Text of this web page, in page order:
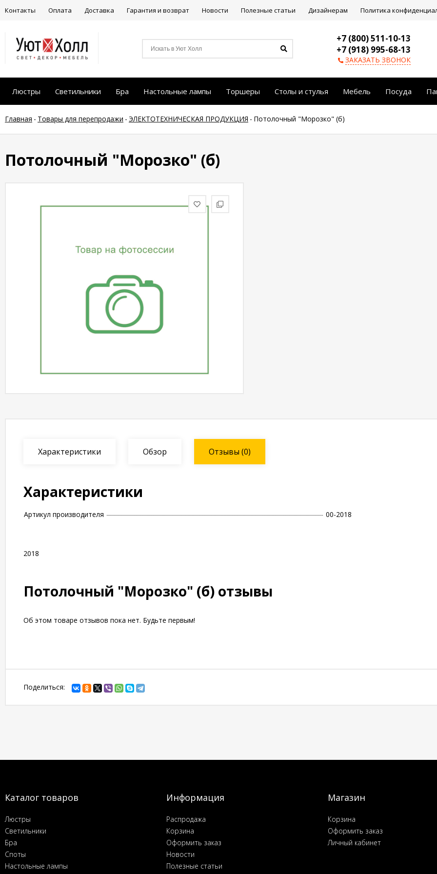
Контакты Оплата Доставка Гарантия и возврат Новости Полезные статьи Дизайнерам Политика
+7 (800) 511-10-13
+7 (918) 995-68-13
ЗАКАЗАТЬ ЗВОНОК
Люстры Светильники Бра Настольные лампы Торшеры Столы и стулья Мебель Посуда
Главная - Товары для перепродажи - ЭЛЕКТОТЕХНИЧЕСКАЯ ПРОДУКЦИЯ - Потолочный "Морозко" (б)
Потолочный "Морозко" (б)
Характеристики Обзор Отзывы (0)
Характеристики
Артикул производителя 00-2018
2018
Потолочный "Морозко" (б) отзывы
Об этом товаре отзывов пока нет. Будьте первым!
Поделиться:
Каталог товаров
Люстры
Светильники
Бра
Споты
Настольные лампы
Информация
Распродажа
Корзина
Оформить заказ
Новости
Полезные статьи
Магазин
Корзина
Оформить заказ
Личный кабинет